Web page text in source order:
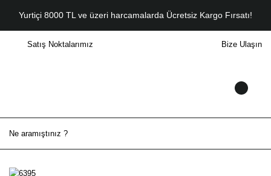
Yurtiçi 8000 TL ve üzeri harcamalarda Ücretsiz Kargo Fırsatı!
Satış Noktalarımız Bize Ulaşın